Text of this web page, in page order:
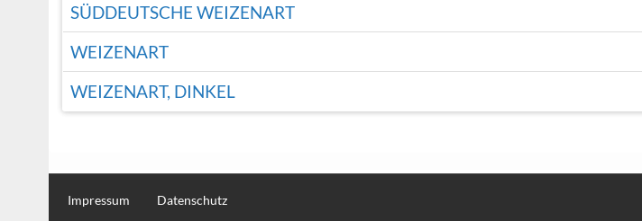
SÜDDEUTSCHE WEIZENART
WEIZENART
WEIZENART, DINKEL
Impressum Datenschutz